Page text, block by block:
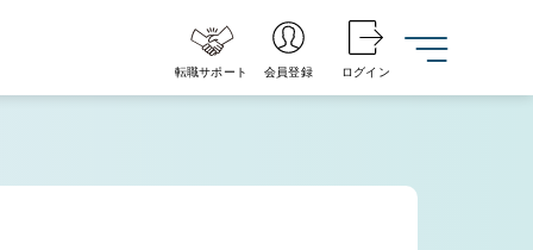
転職サポート 会員登録 ログイン